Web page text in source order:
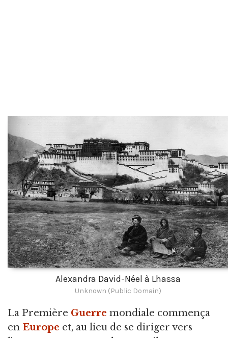
Alexandra David-Néel à Lhassa
Unknown (Public Domain)
La Première Guerre mondiale commença
en Europe et, au lieu de se diriger vers